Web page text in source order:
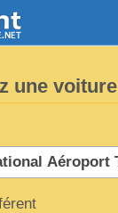
une voiture